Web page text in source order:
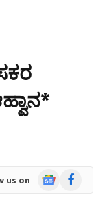
us on
GoogleFacebook